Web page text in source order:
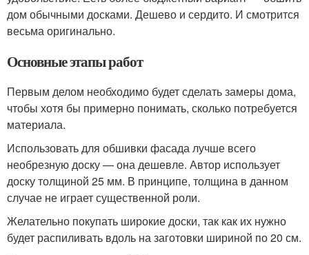
дом обычными досками. Дешево и сердито. И смотрится
весьма оригинально.
Основные этапы работ
Первым делом необходимо будет сделать замеры дома,
чтобы хотя бы примерно понимать, сколько потребуется
материала.
Использовать для обшивки фасада лучше всего
необрезную доску — она дешевле. Автор использует
доску толщиной 25 мм. В принципе, толщина в данном
случае не играет существенной роли.
Желательно покупать широкие доски, так как их нужно
будет распиливать вдоль на заготовки шириной по 20 см.